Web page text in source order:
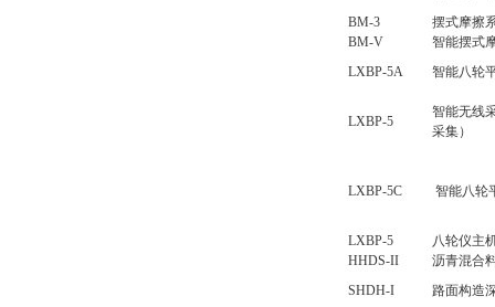
BM-3
摆式摩擦
BM-V
智能摆式
LXBP-5A
智能八轮
LXBP-5
智能无线
采集）
LXBP-5C 智能八轮
LXBP-5
八轮仪主
HHDS-II
沥青混合
SHDH-I
路面构造